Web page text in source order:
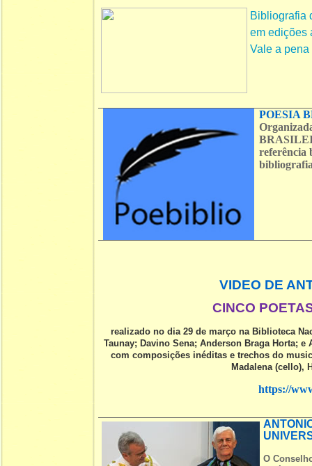
Bibliografia
em edições
Vale a pena
POESIA
referência
VIDEO DE
CINCO
realizado no dia 29 de março na Biblioteca
Taunay; Davino Sena; Anderson Braga Horta; e
com composições inéditas e trechos do
Madalena (cello),
https://
O